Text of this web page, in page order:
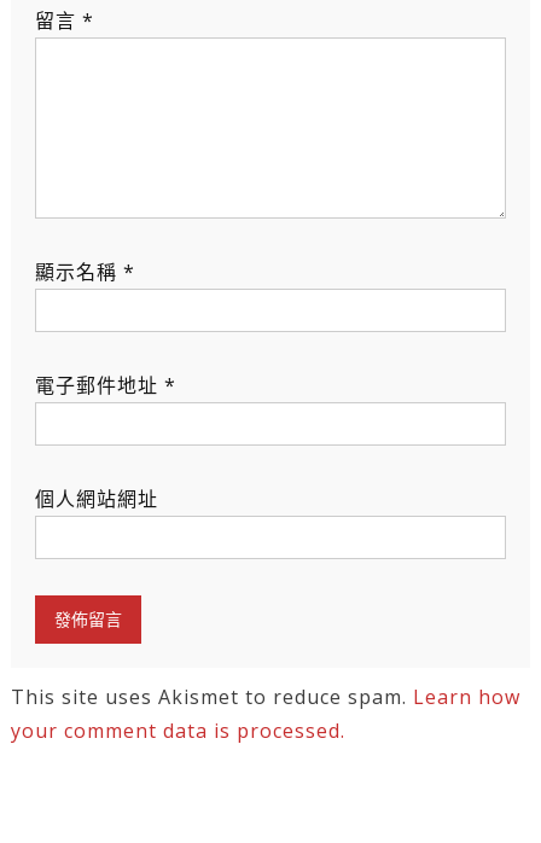
留言 *
顯示名稱 *
電子郵件地址 *
個人網站網址
This site uses Akismet to reduce spam. Learn how
your comment data is processed.